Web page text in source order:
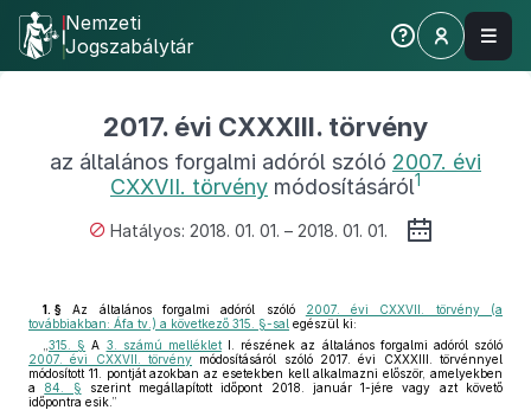
Nemzeti
Jogszabálytár
2017. évi CXXXIII. törvény
az általános forgalmi adóról szóló 2007. évi
CXXVII. törvény módosításáról1
Hatályos: 2018. 01. 01. – 2018. 01. 01.
1. § Az általános forgalmi adóról szóló 2007. évi CXXVII. törvény (a
továbbiakban: Áfa tv.) a következő 315. §-sal egészül ki:
315. § A 3. számú mellékletI. részének az általános forgalmi adóról szóló
2007. évi CXXVII. törvény módosításáról szóló 2017. évi CXXXIII. törvénnyel
módosított 11. pontját azokban az esetekben kell alkalmazni először, amelyekben
a 84. § szerint megállapított időpont 2018. január 1-jére vagy azt követő
időpontra esik.”